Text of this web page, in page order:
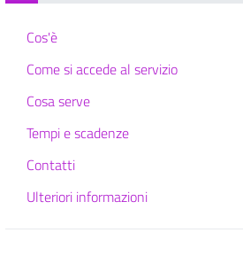
Cos'è
Come si accede al servizio
Cosa serve
Tempi e scadenze
Contatti
Ulteriori informazioni